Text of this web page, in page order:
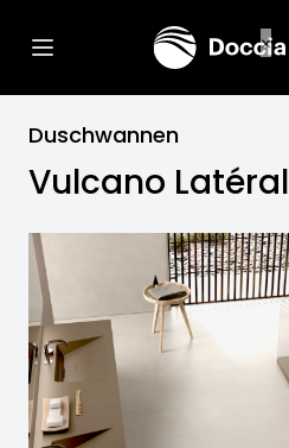
Duschwannen
Vulcano Latéral